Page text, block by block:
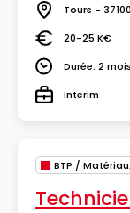
Lieu Tours - 37100
Salaire20-25 K€
DuréeDurée: 2 mois
TypeInterim